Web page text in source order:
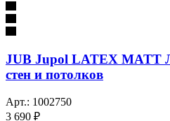
JUB Jupol LATEX MATT
стен и потолков
Арт.: 1002750
3 690 ₽